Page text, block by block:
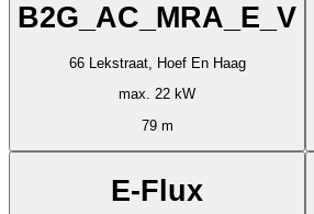
B2G_AC_MRA_E_V
66 Lekstraat, Hoef En Haag
max. 22 kW
79 m
E-Flux